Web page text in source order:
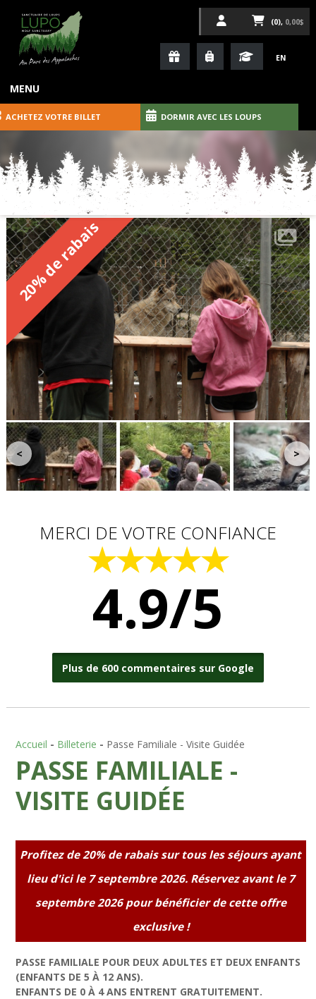
(0), 0,00$
EN
MENU
ACHETEZ VOTRE BILLET DORMIR AVEC LES LOUPS
20% de rabais
< >
MERCI DE VOTRE CONFIANCE
★★★★★
4.9/5
Plus de 600 commentaires sur Google
Accueil - Billeterie - Passe Familiale - Visite Guidée
PASSE FAMILIALE -
VISITE GUIDÉE
Profitez de 20% de rabais sur tous les séjours ayant
lieu d'ici le 7 septembre 2026. Réservez avant le 7
septembre 2026 pour bénéficier de cette offre
exclusive !
PASSE FAMILIALE POUR DEUX ADULTES ET DEUX ENFANTS
(ENFANTS DE 5 À 12 ANS).
ENFANTS DE 0 À 4 ANS ENTRENT GRATUITEMENT.